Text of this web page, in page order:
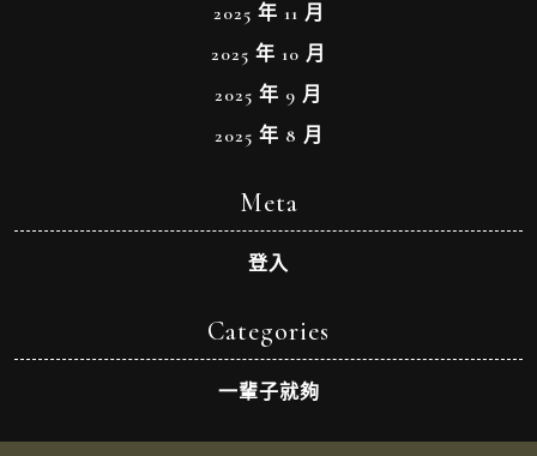
2025 年 11 月
2025 年 10 月
2025 年 9 月
2025 年 8 月
Meta
登入
Categories
一輩子就夠